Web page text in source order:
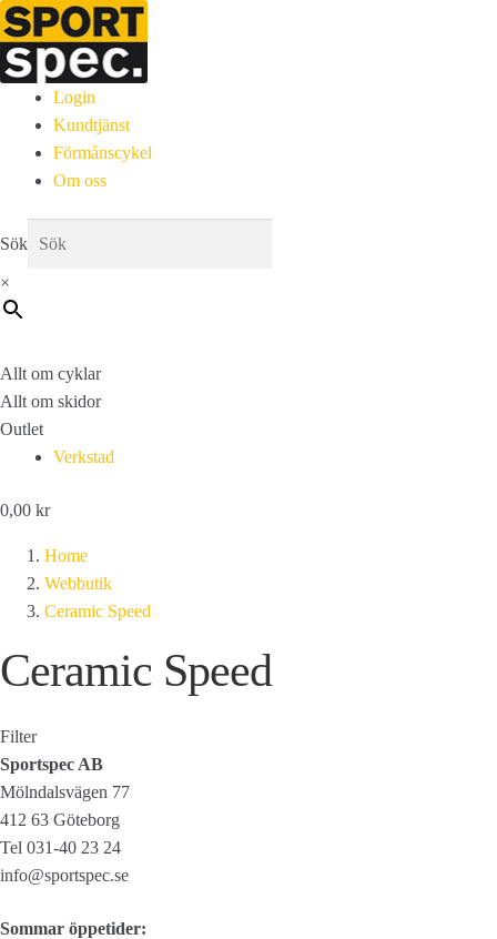
Login
Kundtjänst
Förmånscykel
Om oss
Sök
×
Allt om cyklar
Allt om skidor
Outlet
Verkstad
0,00 kr
Home
Webbutik
Ceramic Speed
Ceramic Speed
Filter
Sportspec AB
Mölndalsvägen 77
412 63 Göteborg
Tel 031-40 23 24
info@sportspec.se
Sommar öppetider: